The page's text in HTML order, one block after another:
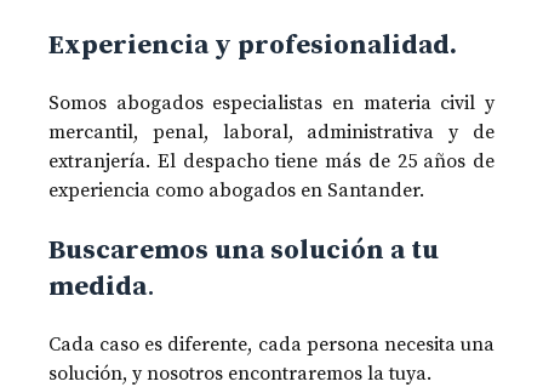
Experiencia y profesionalidad.
Somos abogados especialistas en materia civil y
mercantil, penal, laboral, administrativa y de
extranjería. El despacho tiene más de 25 años de
experiencia como abogados en Santander.
Buscaremos una solución a tu
medida.
Cada caso es diferente, cada persona necesita una
solución, y nosotros encontraremos la tuya.